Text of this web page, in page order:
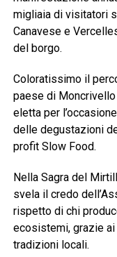
migliaia di visitatori
Canavese e
del borgo.
Coloratissimo il
paese di
eletta per
delle degustazioni
profit Slow Food.
Nella Sagra del
svela il credo
rispetto di chi
ecosistemi, grazie
tradizioni locali.